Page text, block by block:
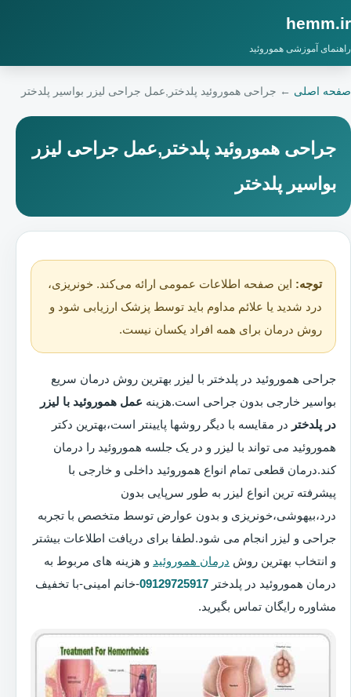
hemm.ir
راهنمای آموزشی هموروئید
صفحه اصلی ← جراحی هموروئید پلدختر,عمل جراحی لیزر بواسیر پلدختر
جراحی هموروئید پلدختر,عمل جراحی لیزر
بواسیر پلدختر
توجه: این صفحه اطلاعات عمومی ارائه می‌کند. خونریزی،
درد شدید یا علائم مداوم باید توسط پزشک ارزیابی شود و
روش درمان برای همه افراد یکسان نیست.
جراحی هموروئید در پلدختر با لیزر بهترین روش درمان سریع
بواسیر خارجی بدون جراحی است.هزینه عمل هموروئید با لیزر
در پلدختر در مقایسه با دیگر روشها پایینتر است،بهترین دکتر
هموروئید می تواند با لیزر و در یک جلسه هموروئید را درمان
کند.درمان قطعی تمام انواع هموروئید داخلی و خارجی با
پیشرفته ترین انواع لیزر به طور سرپایی بدون
درد،بیهوشی،خونریزی و بدون عوارض توسط متخصص با تجربه
جراحی و لیزر انجام می شود.لطفا برای دریافت اطلاعات بیشتر
و انتخاب بهترین روش درمان هموروئید و هزینه های مربوط به
درمان هموروئید در پلدختر 09129725917-خانم امینی-با تخفیف
مشاوره رایگان تماس بگیرید.